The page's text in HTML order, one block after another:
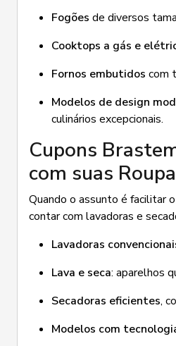
Fogões de diversos
Cooktops a gás e
Fornos embutidos com
Modelos de design
culinários excepcionais.
Cupons
com suas
Quando o assunto é facilitar
contar com lavadoras e
Lavadoras
Lava e seca: aparelhos
Secadoras eficientes,
Modelos com